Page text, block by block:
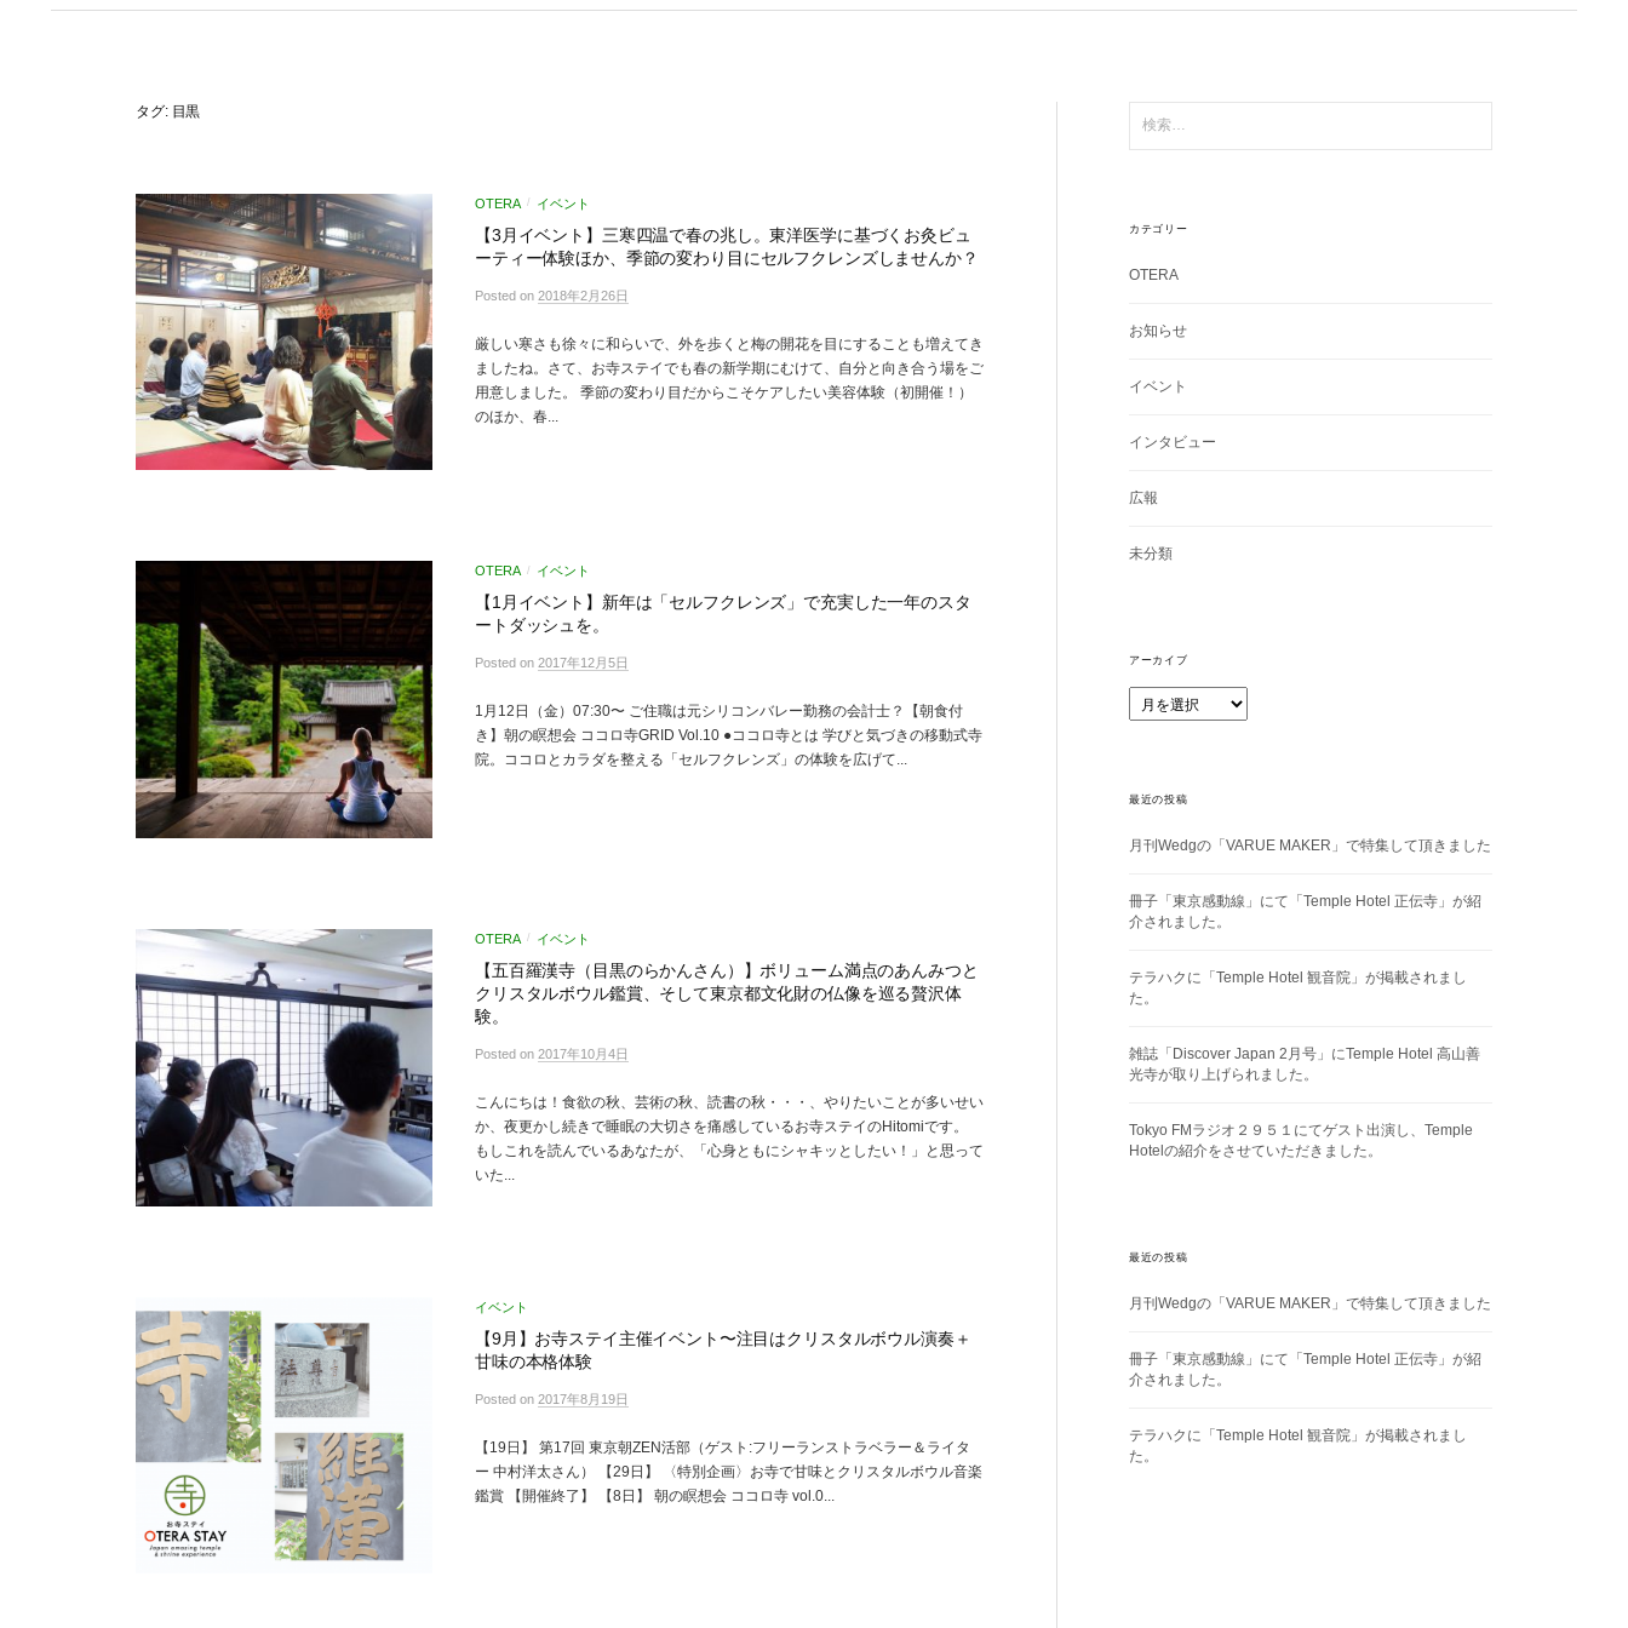
タグ: 目黒
OTERA / イベント
【3月イベント】三寒四温で春の兆し。東洋医学に基づくお灸ビュ
ーティー体験ほか、季節の変わり目にセルフクレンズしませんか？
Posted on 2018年2月26日
厳しい寒さも徐々に和らいで、外を歩くと梅の開花を目にすることも増えてき
ましたね。さて、お寺ステイでも春の新学期にむけて、自分と向き合う場をご
用意しました。 季節の変わり目だからこそケアしたい美容体験（初開催！）
のほか、春...
OTERA / イベント
【1月イベント】新年は「セルフクレンズ」で充実した一年のスタ
ートダッシュを。
Posted on 2017年12月5日
1月12日（金）07:30〜 ご住職は元シリコンバレー勤務の会計士？【朝食付
き】朝の瞑想会 ココロ寺GRID Vol.10 ●ココロ寺とは 学びと気づきの移動式寺
院。ココロとカラダを整える「セルフクレンズ」の体験を広げて...
OTERA / イベント
【五百羅漢寺（目黒のらかんさん）】ボリューム満点のあんみつと
クリスタルボウル鑑賞、そして東京都文化財の仏像を巡る贅沢体
験。
Posted on 2017年10月4日
こんにちは！食欲の秋、芸術の秋、読書の秋・・・、やりたいことが多いせい
か、夜更かし続きで睡眠の大切さを痛感しているお寺ステイのHitomiです。
もしこれを読んでいるあなたが、「心身ともにシャキッとしたい！」と思って
いた...
イベント
【9月】お寺ステイ主催イベント〜注目はクリスタルボウル演奏＋
甘味の本格体験
Posted on 2017年8月19日
【19日】 第17回 東京朝ZEN活部（ゲスト:フリーランストラベラー＆ライタ
ー 中村洋太さん） 【29日】 〈特別企画〉お寺で甘味とクリスタルボウル音楽
鑑賞 【開催終了】 【8日】 朝の瞑想会 ココロ寺 vol.0...
索:
カテゴリー
OTERA
お知らせ
イベント
インタビュー
広報
未分類
アーカイブ
ー
最近の投稿
月刊Wedgの「VARUE MAKER」で特集して頂きました
冊子「東京感動線」にて「Temple Hotel 正伝寺」が紹
介されました。
テラハクに「Temple Hotel 観音院」が掲載されまし
た。
雑誌「Discover Japan 2月号」にTemple Hotel 高山善
光寺が取り上げられました。
Tokyo FMラジオ２９５１にてゲスト出演し、Temple
Hotelの紹介をさせていただきました。
最近の投稿
月刊Wedgの「VARUE MAKER」で特集して頂きました
冊子「東京感動線」にて「Temple Hotel 正伝寺」が紹
介されました。
テラハクに「Temple Hotel 観音院」が掲載されまし
た。